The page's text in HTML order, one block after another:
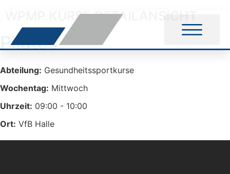
WPMP KURSE DETAILANSICHT
Pilates
Abteilung: Gesundheitssportkurse
Wochentag: Mittwoch
Uhrzeit: 09:00 - 10:00
Ort: VfB Halle